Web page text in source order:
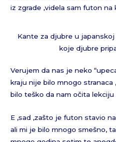
iz zgrade ,videla sam futon na
Kante za djubre u
koje djubre
Verujem da nas je neko
kraju nije bilo mnogo
bilo teško da nam očita
E ,sad ,zašto je futon stavio
ali mi je bilo mnogo smešno,